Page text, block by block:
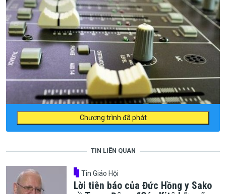
Chương trình đã phát
TIN LIÊN QUAN
Tin Giáo Hội
Lời tiên báo của Đức Hồng y Sako